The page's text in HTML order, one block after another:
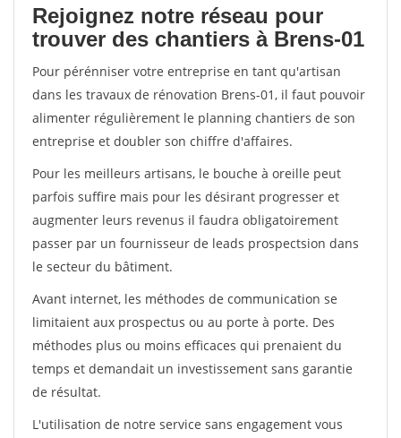
Rejoignez notre réseau pour
trouver des chantiers à Brens-01
Pour pérénniser votre entreprise en tant qu'artisan
dans les travaux de rénovation Brens-01, il faut pouvoir
alimenter régulièrement le planning chantiers de son
entreprise et doubler son chiffre d'affaires.
Pour les meilleurs artisans, le bouche à oreille peut
parfois suffire mais pour les désirant progresser et
augmenter leurs revenus il faudra obligatoirement
passer par un fournisseur de leads prospectsion dans
le secteur du bâtiment.
Avant internet, les méthodes de communication se
limitaient aux prospectus ou au porte à porte. Des
méthodes plus ou moins efficaces qui prenaient du
temps et demandait un investissement sans garantie
de résultat.
L'utilisation de notre service sans engagement vous